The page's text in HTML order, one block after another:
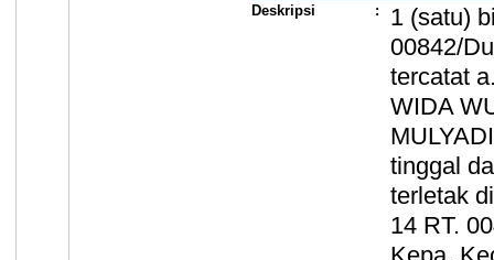
Deskripsi :
1 (satu)
00842/
tercatat
WIDA
tinggal
terletak
14 RT.